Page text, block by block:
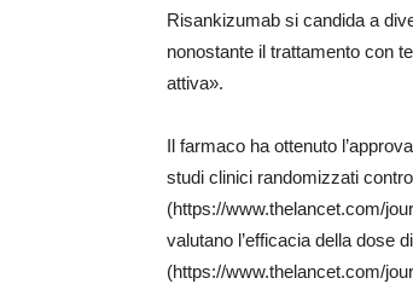
Risankizumab si candida a
nonostante il trattamento con
attiva».
Il farmaco ha ottenuto
studi clinici randomizzati
(https://www.thelancet.com/
valutano l’efficacia della dose
(https://www.thelancet.com/